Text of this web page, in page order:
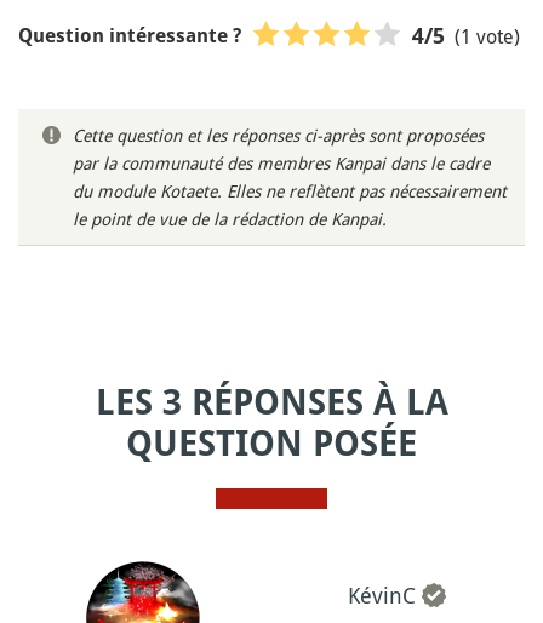
Question intéressante ? 4/5 (1 vote)
Cette question et les réponses ci-après sont proposées
par la communauté des membres Kanpai dans le cadre
du module Kotaete. Elles ne reflètent pas nécessairement
le point de vue de la rédaction de Kanpai.
LES 3 RÉPONSES À LA
QUESTION POSÉE
KévinC